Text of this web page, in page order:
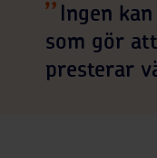
Ingen
som gör
presterar